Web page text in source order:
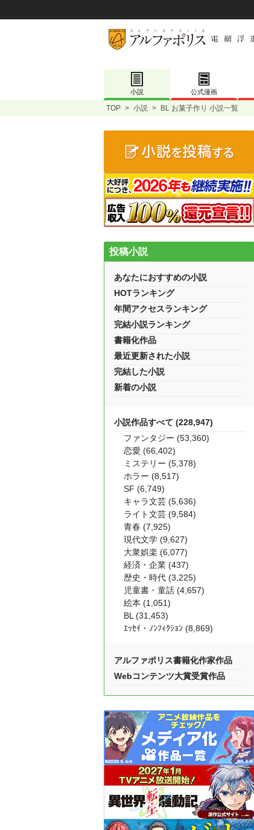
小説 公式漫画
TOP > 小説 > BL お菓子作り 小説一覧
投稿小説
あなたにおすすめの小説
HOTランキング
年間アクセスランキング
完結小説ランキング
書籍化作品
最近更新された小説
完結した小説
新着の小説
小説作品すべて (228,947)
ファンタジー (53,360)
恋愛 (66,402)
ミステリー (5,378)
ホラー (8,517)
SF (6,749)
キャラ文芸 (5,636)
ライト文芸 (9,584)
青春 (7,925)
現代文学 (9,627)
大衆娯楽 (6,077)
経済・企業 (437)
歴史・時代 (3,225)
児童書・童話 (4,657)
絵本 (1,051)
BL (31,453)
ｴｯｾｲ・ﾉﾝﾌｨｸｼｮﾝ (8,869)
アルファポリス書籍化作家作品
Webコンテンツ大賞受賞作品